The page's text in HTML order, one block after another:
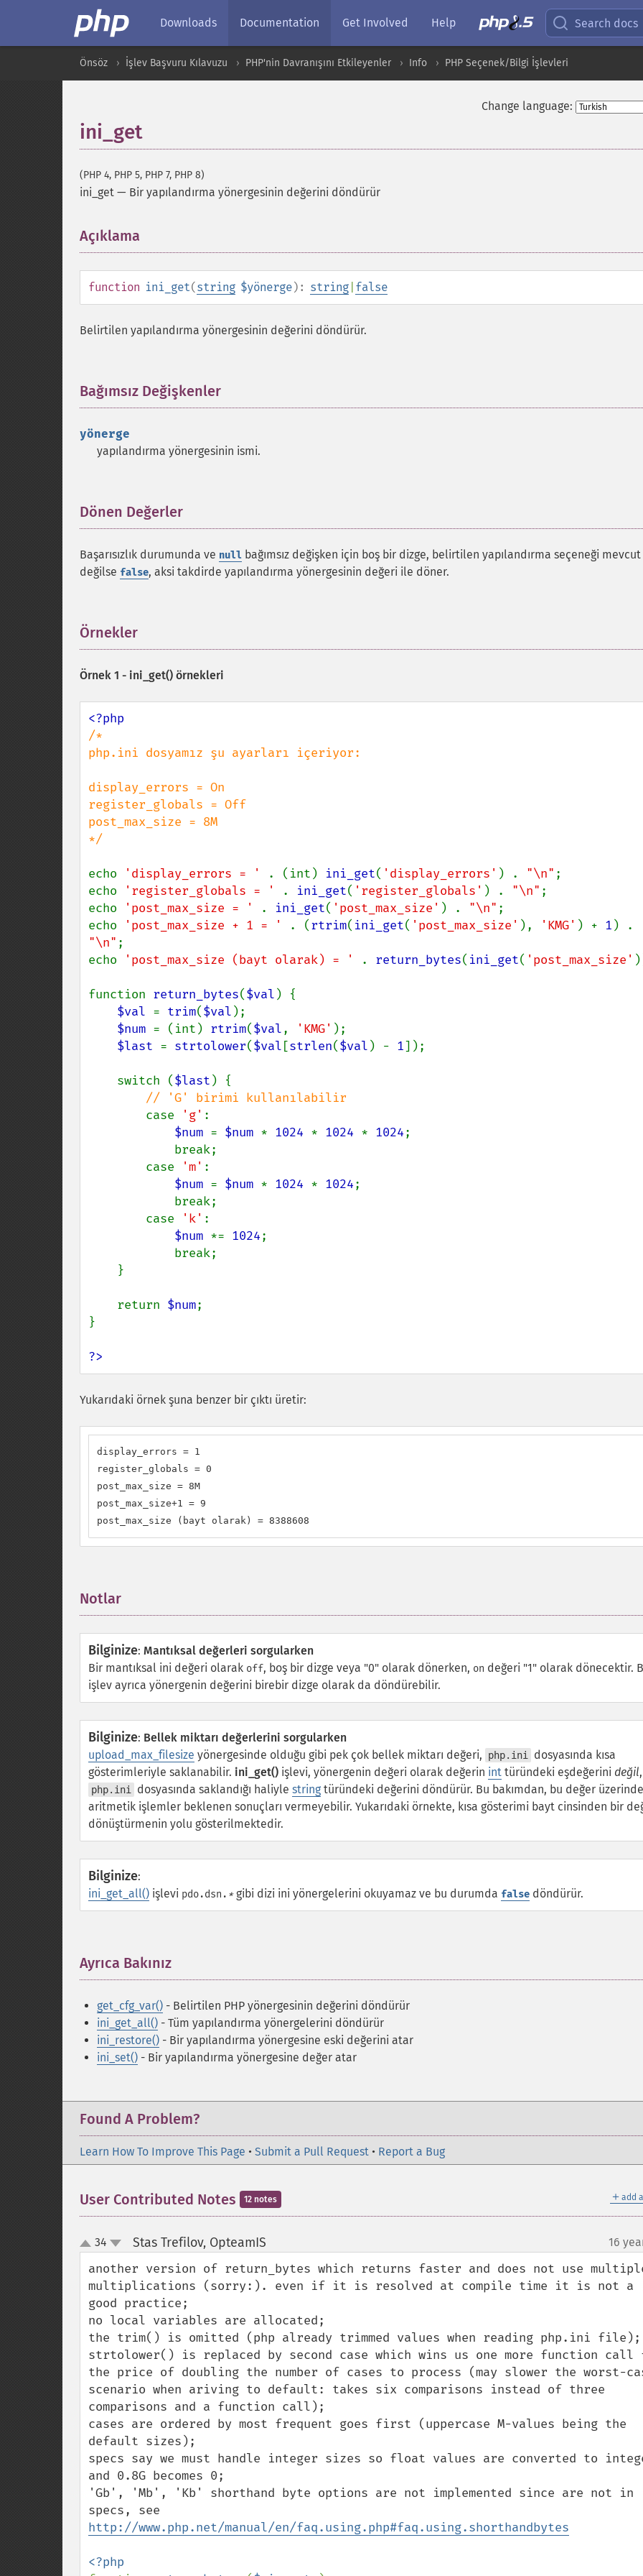
Downloads Documentation Get Involved Help Search docs
Önsöz İşlev Başvuru Kılavuzu PHP'nin Davranışını Etkileyenler Info PHP Seçenek/Bilgi İşlevleri
Change language:
ini_get
(PHP 4, PHP 5, PHP 7, PHP 8)
ini_get — Bir yapılandırma yönergesinin değerini döndürür
Açıklama
function ini_get(string $yönerge): string false
Belirtilen yapılandırma yönergesinin değerini döndürür.
Bağımsız Değişkenler
yönerge
yapılandırma yönergesinin ismi.
Dönen Değerler
Başarısızlık durumunda ve null bağımsız değişken için boş bir dizge, belirtilen yapılandırma seçeneği mevcut
değilse false, aksi takdirde yapılandırma yönergesinin değeri ile döner.
Örnekler
Örnek 1 - ini_get() örnekleri
/*
php.ini dosyamız şu ayarları içeriyor:
display_errors = On
register_globals = Off
post_max_size = 8M
*/
echo 'display_errors = ' . (int) ini_get( 'display_errors' ) . "\n" ;
echo
'register_globals = ' . ini_get( 'register_globals' ) . "\n" ;
echo
'post_max_size = ' . ini_get( 'post_max_size' ) . "\n" ;
echo
'post_max_size + 1 = ' . (rtrim( ini_get( 'post_max_size' ), 'KMG' ) + 1
"\n" ;
echo
'post_max_size (bayt olarak) = ' . return_bytes( ini_get( 'post_max_size'
function return_bytes($val ) {
$val = trim($val );
$num = (int) rtrim($val, 'KMG' );
$last = strtolower($val [strlen($val ) - 1]);
    switch (
$last ) {
// 'G' birimi kullanılabilir
case
'g' :
$num = $num * 1024 * 1024 * 1024;
        case
'm' :
$num = $num * 1024 * 1024;
        case
'k' :
$num *= 1024;
    return
$num;
}
?>
Yukarıdaki örnek şuna benzer bir çıktı üretir:
display_errors = 1
register_globals = 0
post_max_size = 8M
post_max_size+1 = 9
post_max_size (bayt olarak) = 8388608
Notlar
Bilginize: Mantıksal değerleri sorgularken
Bir mantıksal ini değeri olarak off, boş bir dizge veya "0" olarak dönerken, on değeri "1" olarak dönecektir.
işlev ayrıca yönergenin değerini birebir dizge olarak da döndürebilir.
Bilginize: Bellek miktarı değerlerini sorgularken
upload_max_filesize yönergesinde olduğu gibi pek çok bellek miktarı değeri, php.ini
dosyasında kısa
gösterimleriyle saklanabilir. ini_get() işlevi, yönergenin değeri olarak değerin int türündeki eşdeğerini değil,
php.ini dosyasında saklandığı haliyle string türündeki değerini döndürür. Bu bakımdan, bu değer
aritmetik işlemler beklenen sonuçları vermeyebilir. Yukarıdaki örnekte, kısa gösterimi bayt cinsinden bir
dönüştürmenin yolu gösterilmektedir.
Bilginize:
ini_get_all() işlevi pdo.dsn. *gibi dizi ini yönergelerini okuyamaz ve bu durumda false döndürür.
Ayrıca Bakınız
get_cfg_var() - Belirtilen PHP yönergesinin değerini döndürür
ini_get_all() - Tüm yapılandırma yönergelerini döndürür
ini_restore() - Bir yapılandırma yönergesine eski değerini atar
ini_set() - Bir yapılandırma yönergesine değer atar
Found A Problem?
Learn How To Improve This Page • Submit a Pull Request • Report a Bug
＋ add
User Contributed Notes 12 notes
up
down
34 Stas Trefilov, OpteamIS 16
another version of return_bytes which returns faster and does not use
multiplications (sorry:). even if it is resolved at compile time it is not a
good practice;
no local variables are allocated;
the trim() is omitted (php already trimmed values when reading php.ini file);
strtolower() is replaced by second case which wins us one more function call
the price of doubling the number of cases to process (may slower the worst-
scenario when ariving to default: takes six comparisons instead of three
comparisons and a function call);
cases are ordered by most frequent goes first (uppercase M-values being the
default sizes);
specs say we must handle integer sizes so float values are converted to
and 0.8G becomes 0;
'Gb', 'Mb', 'Kb' shorthand byte options are not implemented since are not in
http://www.php.net/manual/en/faq.using.php#faq.using.shorthandbytes